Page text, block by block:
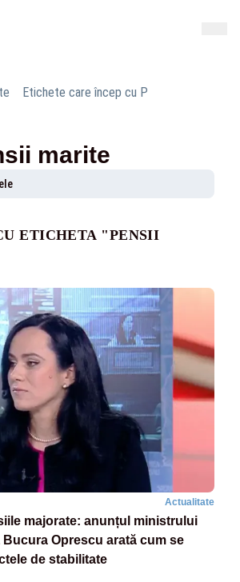
Etichete care încep cu P
marite
ETICHETA "PENSII
Actualitate
majorate: anunțul ministrului
Bucura Oprescu arată cum se
de stabilitate